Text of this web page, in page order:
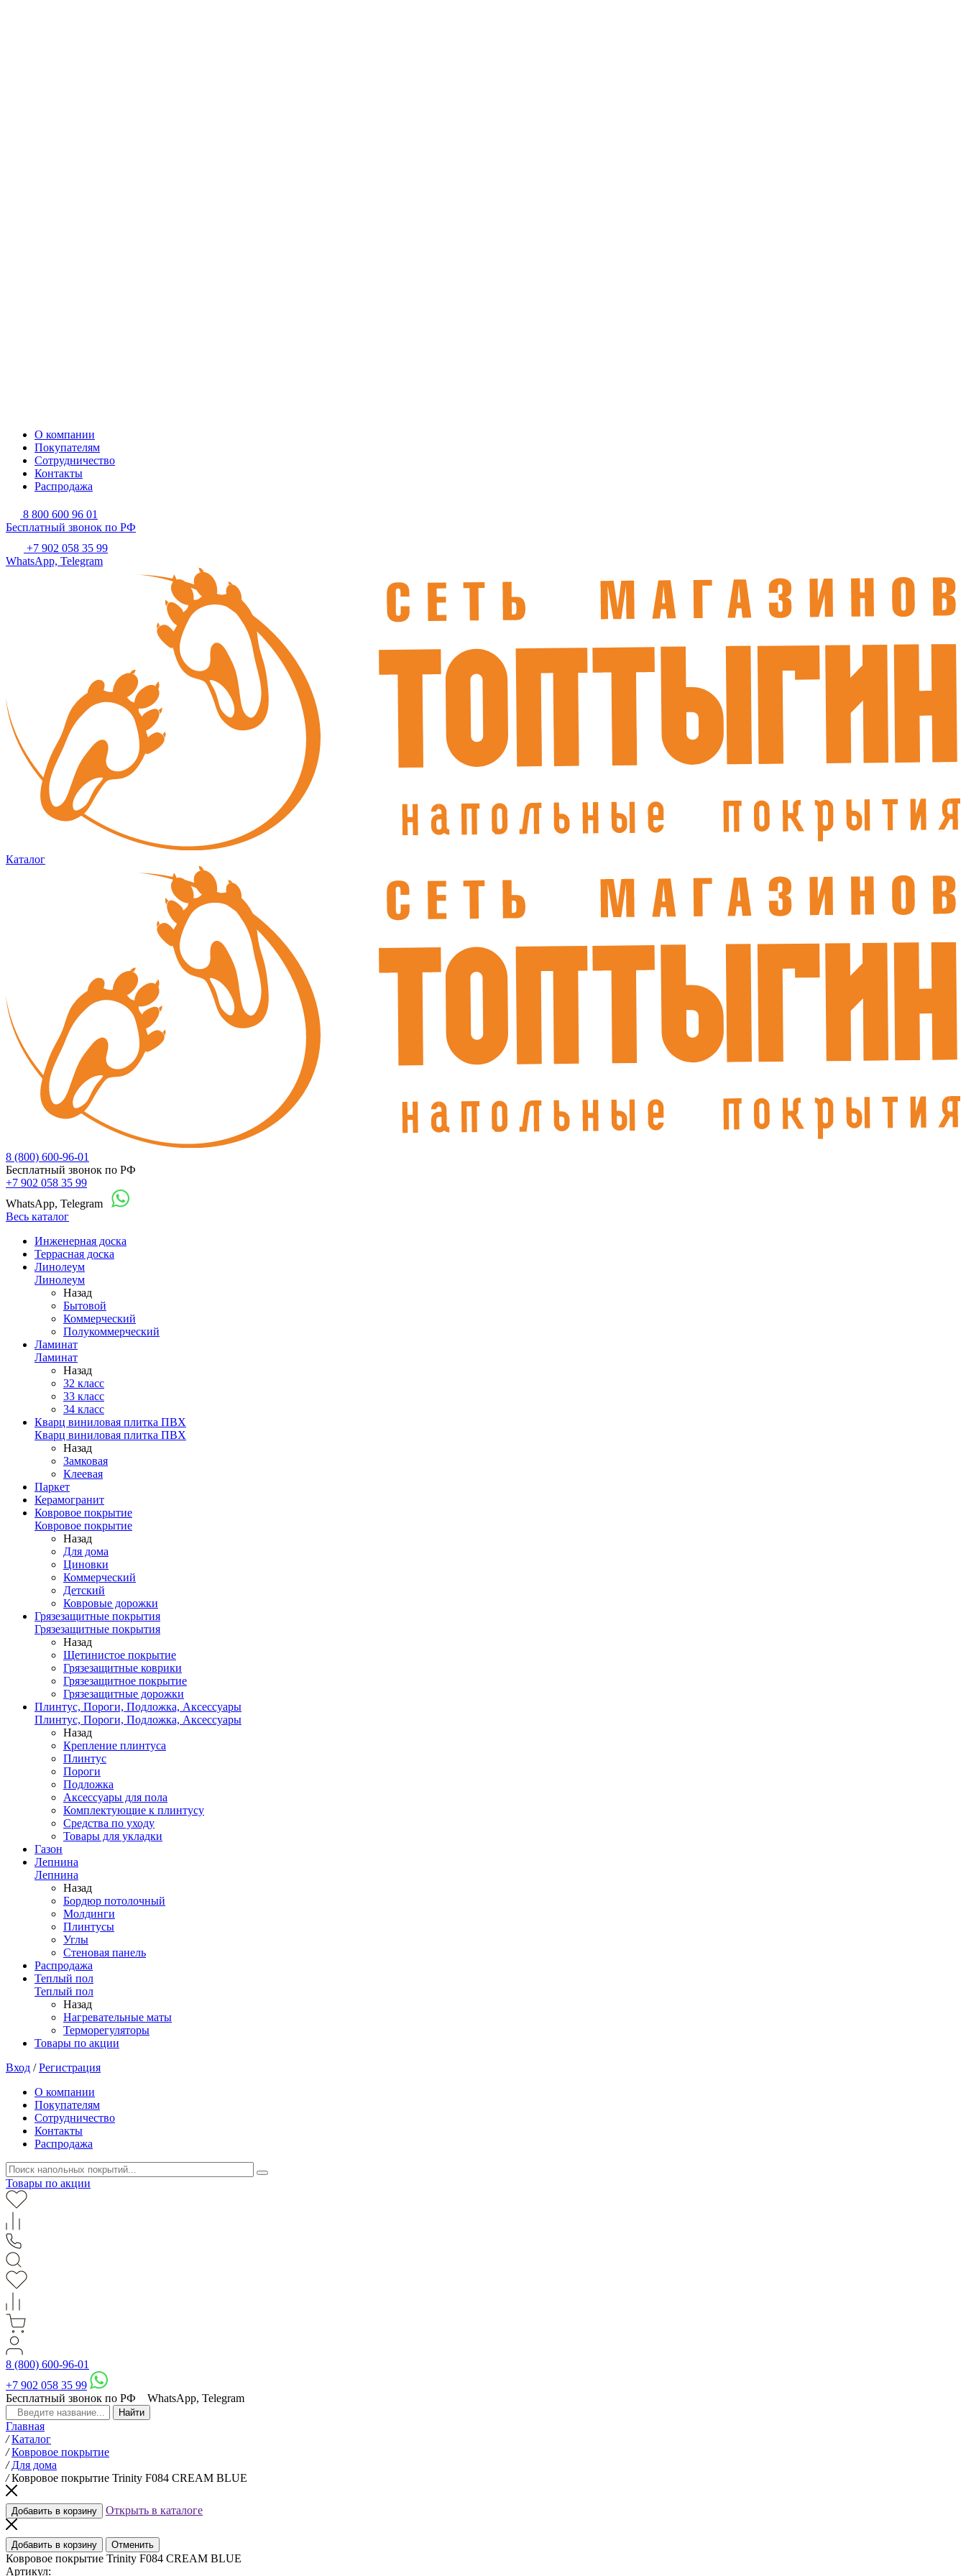
О компании
Покупателям
Сотрудничество
Контакты
Распродажа
8 800 600 96 01
Бесплатный звонок по РФ
+7 902 058 35 99
WhatsApp, Telegram
Каталог
8 (800) 600-96-01
Бесплатный звонок по РФ
+7 902 058 35 99
WhatsApp, Telegram
Весь каталог
Инженерная доска
Террасная доска
Линолеум
Линолеум
Назад
Бытовой
Коммерческий
Полукоммерческий
Ламинат
Ламинат
Назад
32 класс
33 класс
34 класс
Кварц виниловая плитка ПВХ
Кварц виниловая плитка ПВХ
Назад
Замковая
Клеевая
Паркет
Керамогранит
Ковровое покрытие
Ковровое покрытие
Назад
Для дома
Циновки
Коммерческий
Детский
Ковровые дорожки
Грязезащитные покрытия
Грязезащитные покрытия
Назад
Щетинистое покрытие
Грязезащитные коврики
Грязезащитное покрытие
Грязезащитные дорожки
Плинтус, Пороги, Подложка, Аксессуары
Плинтус, Пороги, Подложка, Аксессуары
Назад
Крепление плинтуса
Плинтус
Пороги
Подложка
Аксессуары для пола
Комплектующие к плинтусу
Средства по уходу
Товары для укладки
Газон
Лепнина
Лепнина
Назад
Бордюр потолочный
Молдинги
Плинтусы
Углы
Стеновая панель
Распродажа
Теплый пол
Теплый пол
Назад
Нагревательные маты
Терморегуляторы
Товары по акции
Вход /Регистрация
О компании
Покупателям
Сотрудничество
Контакты
Распродажа
Товары по акции
8 (800) 600-96-01
+7 902 058 35 99
Бесплатный звонок по РФ
WhatsApp, Telegram
Главная
/ Каталог
/ Ковровое покрытие
/ Для дома
/ Ковровое покрытие Trinity F084 CREAM BLUE
Добавить в корзину Открыть в каталоге
Добавить в корзину Отменить
Ковровое покрытие Trinity F084 CREAM BLUE
Артикул: